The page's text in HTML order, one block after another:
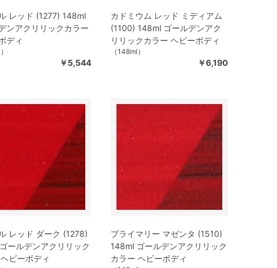
レッド (1277) 148ml
ンアクリリックカラー
ディ
￥5,544
カドミウム レッド ミディアム
(1100) 148ml ゴールデンアク
リリックカラー ヘビーボディ
（148ml）
￥6,190
レッド ダーク (1278)
ールデンアクリリック
ビーボディ
プライマリー マゼンタ (1510)
148ml ゴールデンアクリリック
カラー ヘビーボディ